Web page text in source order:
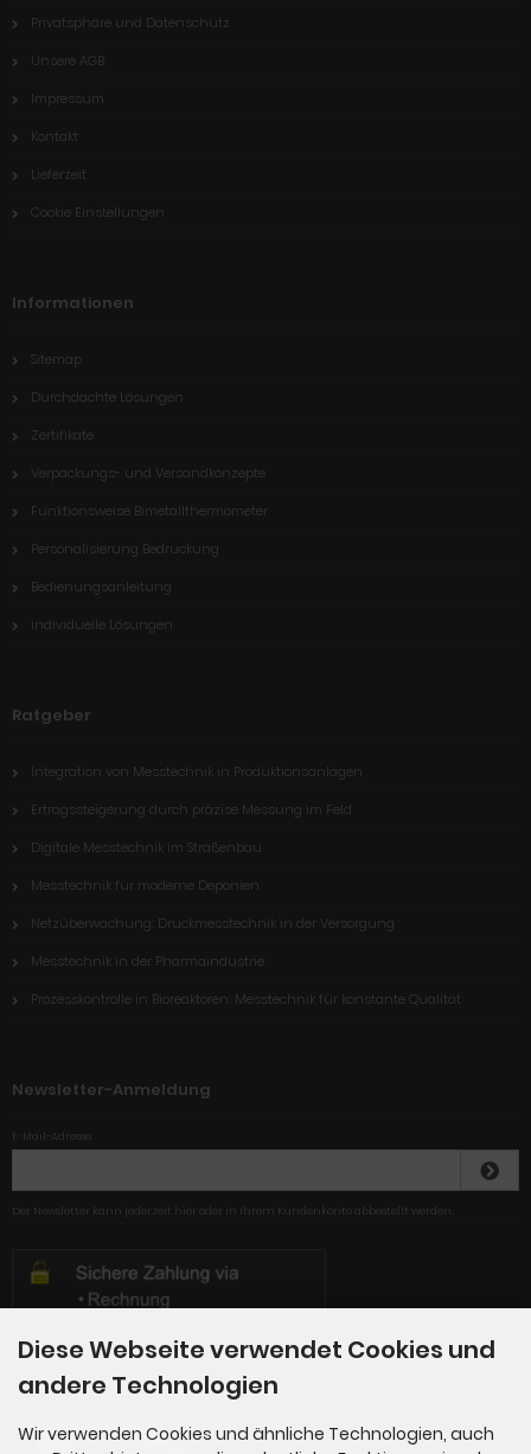
Privatsphäre und Datenschutz
Unsere AGB
Impressum
Kontakt
Lieferzeit
Cookie Einstellungen
Informationen
Sitemap
Durchdachte Lösungen
Zertifikate
Verpackungs- und Versandkonzepte
Funktionsweise Bimetallthermometer
Personalisierung Bedruckung
Bedienungsanleitung
individuelle Lösungen
Ratgeber
Integration von Messtechnik in Produktionsanlagen
Ertragssteigerung durch präzise Messung im Feld
Digitale Messtechnik im Straßenbau
Messtechnik für moderne Deponien
Netzüberwachung: Druckmesstechnik in der Versorgung
Messtechnik in der Pharmaindustrie
Prozesskontrolle in Bioreaktoren: Messtechnik für konstante Qualität
Newsletter-Anmeldung
E-Mail-Adresse:
Der Newsletter kann jederzeit hier oder in Ihrem Kundenkonto abbestellt werden.
Diese Webseite verwendet Cookies und
andere Technologien
Wir verwenden Cookies und ähnliche Technologien, auch